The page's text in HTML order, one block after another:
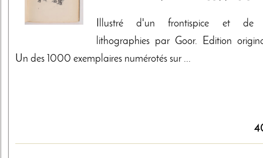
Illustré d'un frontispice et de
lithographies par Goor. Edition
Un des 1000 exemplaires numérotés sur ...